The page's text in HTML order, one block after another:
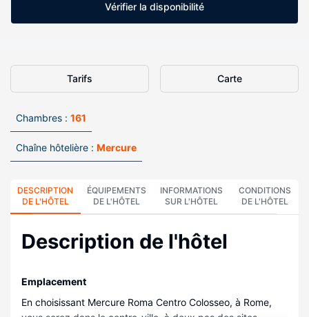
Vérifier la disponibilité
Tarifs Carte
Chambres : 161
Chaîne hôtelière : Mercure
DESCRIPTION
DE L'HÔTEL
ÉQUIPEMENTS
DE L'HÔTEL
INFORMATIONS
SUR L'HÔTEL
CONDITIONS
DE L'HÔTEL
Description de l'hôtel
Emplacement
En choisissant Mercure Roma Centro Colosseo, à Rome,